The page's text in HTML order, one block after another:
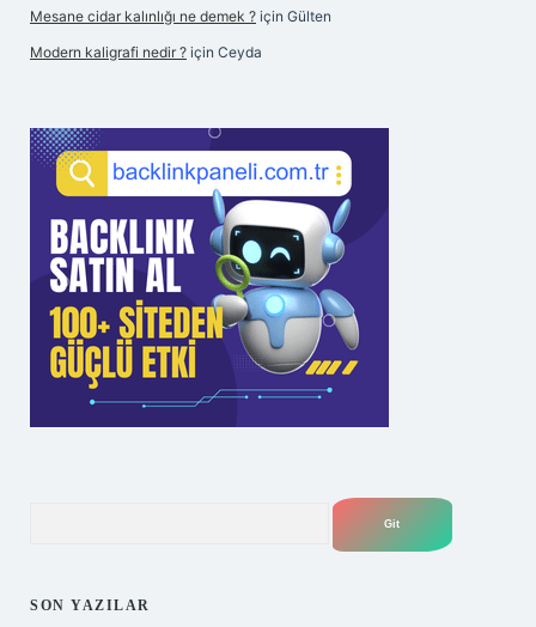
Mesane cidar kalınlığı ne demek ? için Gülten
Modern kaligrafi nedir ? için Ceyda
SON YAZILAR